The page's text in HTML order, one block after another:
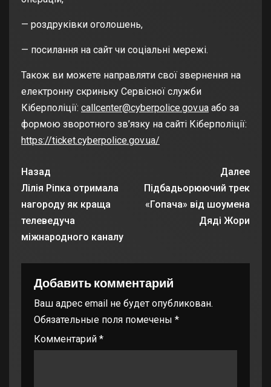
— роздруківки оголошень,
— посилання на сайт чи соціальні мережі.
Також ви можете направляти свої звернення на
електронну скриньку Сервісної служби
Кіберполіції: callcenter@cyberpolice.gov.ua або за
формою зворотного зв’язку на сайті Кіберполіції:
https://ticket.cyberpolice.gov.ua/
Назад
Лілія Ріпка отримала
нагороду як краща
телеведуча
міжнародного каналу
Далее
Підбадьорюючий трек
«Гопача» від шоумена
Дяді Жори
Добавить комментарий
Ваш адрес email не будет опубликован.
Обязательные поля помечены *
Комментарий *